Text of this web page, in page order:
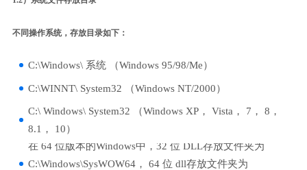
不同操作系统，存放目录如下：
C:\Windows\ 系统 （Windows 95/98/Me）
C:\WINNT\ System32 （Windows NT/2000）
C:\ Windows\ System32 （Windows XP， Vista， 7， 8，
8.1， 10）
在 64 位版本的Windows中，32 位 DLL存放文件夹为
C:\Windows\SysWOW64， 64 位 dll存放文件夹为